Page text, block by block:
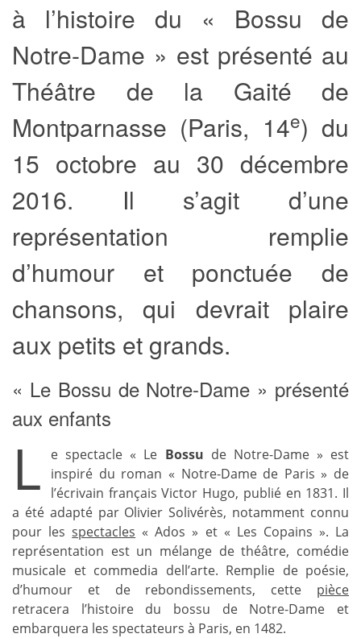
à l’histoire du « Bossu de
Notre-Dame » est présenté au
Théâtre de la Gaité de
Montparnasse (Paris, 14e) du
15 octobre au 30 décembre
2016. Il s’agit d’une
représentation remplie
d’humour et ponctuée de
chansons, qui devrait plaire
aux petits et grands.
« Le Bossu de Notre-Dame » présenté
aux enfants
L e spectacle « Le Bossu de Notre-Dame » est
inspiré du roman « Notre-Dame de Paris » de
l’écrivain français Victor Hugo, publié en 1831. Il
a été adapté par Olivier Solivérès, notamment connu
pour lesspectacles « Ados » et « Les Copains ». La
représentation est un mélange de théâtre, comédie
musicale et commedia dell’arte. Remplie de poésie,
d’humour et de rebondissements, cette pièce
retracera l’histoire du bossu de Notre-Dame et
embarquera les spectateurs à Paris, en 1482.